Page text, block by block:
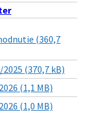
(360,7
(370,7 kB)
(1,1 MB)
(1,0 MB)